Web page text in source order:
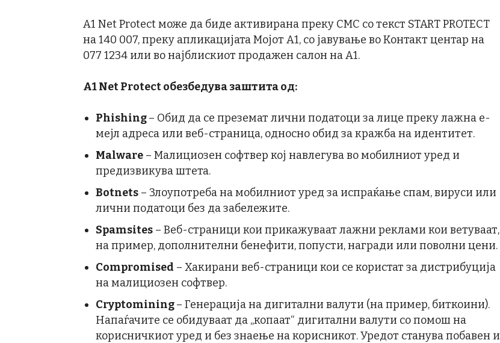
A1 Net Protect може да биде активирана преку СМС со текст START PROTECT
на 140 007, преку апликацијата Мојот А1, со јавување во Контакт центар на
077 1234 или во најблискиот продажен салон на А1.
A1 Net Protectобезбедува заштита од:
Phishing– Обид да се преземат лични податоци за лице преку лажна е-
мејл адреса или веб-страница, односно обид за кражба на идентитет.
Malware – Малициозен софтвер кој навлегува во мобилниот уред и
предизвикува штета.
Botnets – Злоупотреба на мобилниот уред за испраќање спам, вируси или
лични податоци без да забележите.
Spamsites – Веб-страници кои прикажуваат лажни реклами кои ветуваат,
на пример, дополнителни бенефити, попусти, награди или поволни цени.
Compromised – Хакирани веб-страници кои се користат за дистрибуција
на малициозен софтвер.
Cryptomining– Генерација на дигитални валути (на пример, биткоини).
Напаѓачите се обидуваат да „копаат“ дигитални валути со помош на
корисничкиот уред и без знаење на корисникот. Уредот станува побавен и